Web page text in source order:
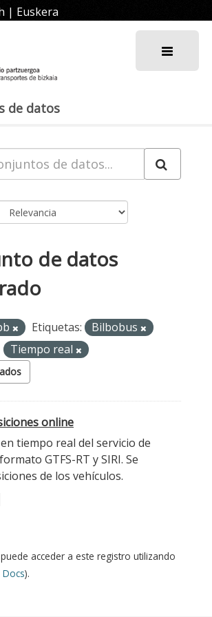
| Euskera
de datos
de datos
Etiquetas:
Bilbobus
Tiempo real
online
tiempo real del servicio de
GTFS-RT y SIRI. Se
de los vehículos.
acceder a este registro utilizando
Docs).